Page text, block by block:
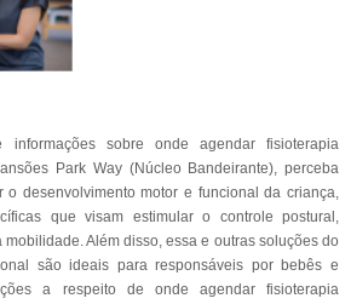
sobre onde agendar fisioterapia
Park Way (Núcleo Bandeirante), perceba
desenvolvimento motor e funcional da criança,
que visam estimular o controle postural,
Além disso, essa e outras soluções do
são ideais para responsáveis por bebês e
a respeito de onde agendar fisioterapia